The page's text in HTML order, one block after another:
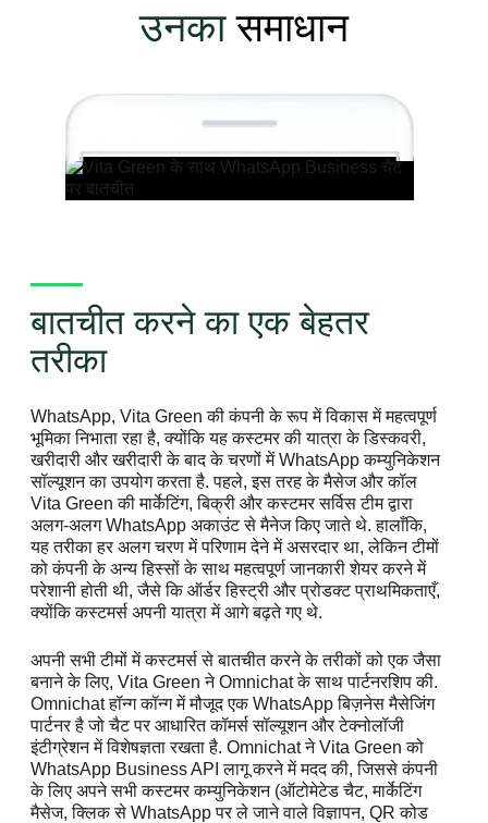
उनकासमाधान
बातचीत करने का एक बेहतर
तरीका
WhatsApp, Vita Green की कंपनी के रूप में विकास में महत्वपूर्ण
भूमिका निभाता रहा है, क्योंकि यह कस्टमर की यात्रा के डिस्कवरी,
खरीदारी और खरीदारी के बाद के चरणों में WhatsApp कम्युनिकेशन
सॉल्यूशन का उपयोग करता है. पहले, इस तरह के मैसेज और कॉल
Vita Green की मार्केटिंग, बिक्री और कस्टमर सर्विस टीम द्वारा
अलग-अलग WhatsApp अकाउंट से मैनेज किए जाते थे. हालाँकि,
यह तरीका हर अलग चरण में परिणाम देने में असरदार था, लेकिन टीमों
को कंपनी के अन्य हिस्सों के साथ महत्वपूर्ण जानकारी शेयर करने में
परेशानी होती थी, जैसे कि ऑर्डर हिस्ट्री और प्रोडक्ट प्राथमिकताएँ,
क्योंकि कस्टमर्स अपनी यात्रा में आगे बढ़ते गए थे.
अपनी सभी टीमों में कस्टमर्स से बातचीत करने के तरीकों को एक जैसा
बनाने के लिए, Vita Green ने Omnichat के साथ पार्टनरशिप की.
Omnichat हॉन्ग कॉन्ग में मौजूद एक WhatsApp बिज़नेस मैसेजिंग
पार्टनर है जो चैट पर आधारित कॉमर्स सॉल्यूशन और टेक्नोलॉजी
इंटीग्रेशन में विशेषज्ञता रखता है. Omnichat ने Vita Green को
WhatsApp Business API लागू करने में मदद की, जिससे कंपनी
के लिए अपने सभी कस्टमर कम्युनिकेशन (ऑटोमेटेड चैट, मार्केटिंग
मैसेज, क्लिक से WhatsApp पर ले जाने वाले विज्ञापन, QR कोड